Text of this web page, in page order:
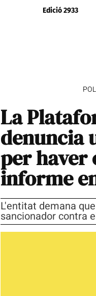
Edició 2933
La
denuncia
per haver
informe
L'entitat demana
sancionador contra